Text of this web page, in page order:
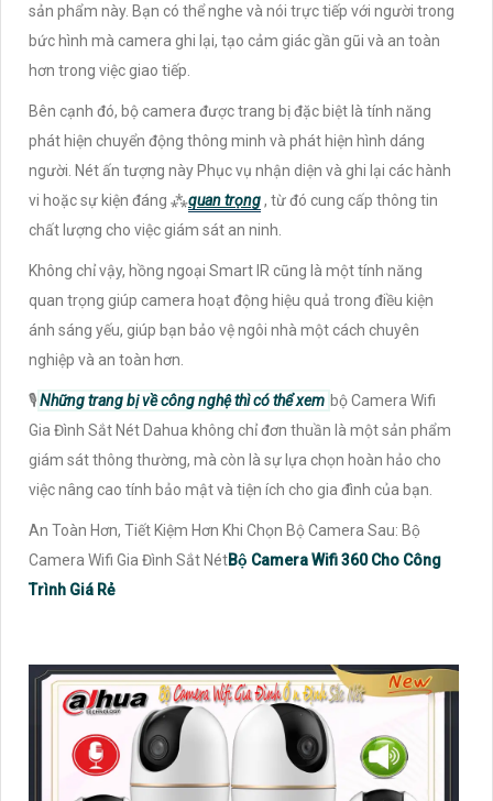
sản phẩm này. Bạn có thể nghe và nói trực tiếp với người trong
bức hình mà camera ghi lại, tạo cảm giác gần gũi và an toàn
hơn trong việc giao tiếp.
Bên cạnh đó, bộ camera được trang bị đặc biệt là tính năng
phát hiện chuyển động thông minh và phát hiện hình dáng
người. Nét ấn tượng này Phục vụ nhận diện và ghi lại các hành
vi hoặc sự kiện đáng ⁂quan trọng, từ đó cung cấp thông tin
chất lượng cho việc giám sát an ninh.
Không chỉ vậy, hồng ngoại Smart IR cũng là một tính năng
quan trọng giúp camera hoạt động hiệu quả trong điều kiện
ánh sáng yếu, giúp bạn bảo vệ ngôi nhà một cách chuyên
nghiệp và an toàn hơn.
🎙Những trang bị về công nghệ thì có thể xem bộ Camera Wifi
Gia Đình Sắt Nét Dahua không chỉ đơn thuần là một sản phẩm
giám sát thông thường, mà còn là sự lựa chọn hoàn hảo cho
việc nâng cao tính bảo mật và tiện ích cho gia đình của bạn.
An Toàn Hơn, Tiết Kiệm Hơn Khi Chọn Bộ Camera Sau: Bộ
Camera Wifi Gia Đình Sắt NétBộ Camera Wifi 360 Cho Công
Trình Giá Rẻ